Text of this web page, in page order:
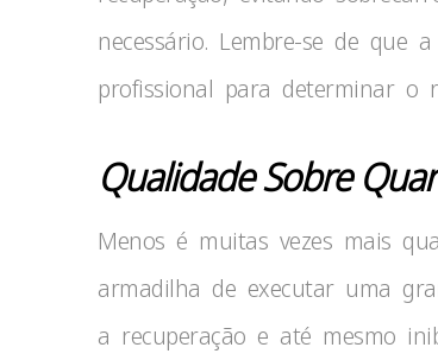
necessário. Lembre-se de que
profissional para determinar o
Qualidade Sobre
Menos é muitas vezes mais
armadilha de executar uma
a recuperação e até mesmo